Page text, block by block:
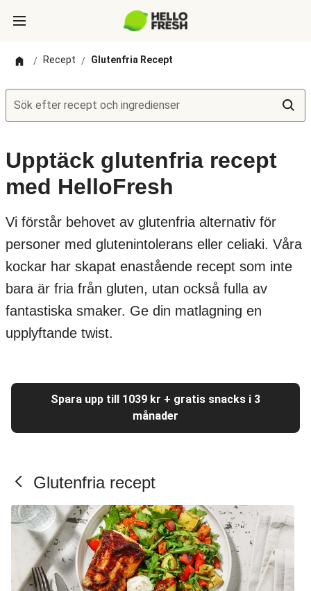
/ Recept / Glutenfria Recept
Sök efter recept och ingredienser
Upptäck glutenfria recept
med HelloFresh
Vi förstår behovet av glutenfria alternativ för
personer med glutenintolerans eller celiaki. Våra
kockar har skapat enastående recept som inte
bara är fria från gluten, utan också fulla av
fantastiska smaker. Ge din matlagning en
upplyftande twist.
Spara upp till 1039 kr + gratis snacks i 3
månader
Glutenfria recept